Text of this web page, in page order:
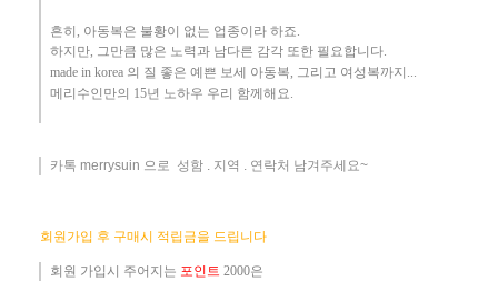
흔히 , 아동복은 불황이 없는 업종이라 하죠.
하지만, 그만큼 많은 노력과 남다른 감각 또한 필요합니다.
made in korea 의 질 좋은 예쁜 보세 아동복, 그리고 여성복까지...
메리수인만의 15년 노하우 ​우리 함께해요.
카톡 merrysuin 으로 성함 . 지역 . 연락처 남겨주세요~
회원가입 후 구매시 적립금을 드립니다
회원 가입시 주어지는 포인트 2000은